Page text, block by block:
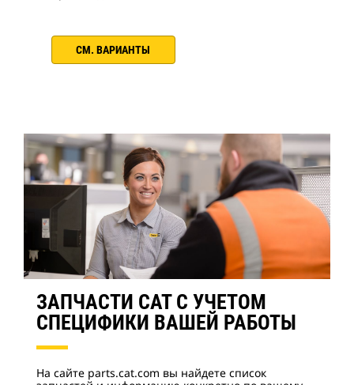
СМ. ВАРИАНТЫ
ЗАПЧАСТИ CAT С УЧЕТОМ
СПЕЦИФИКИ ВАШЕЙ РАБОТЫ
На сайте parts.cat.com вы найдете список